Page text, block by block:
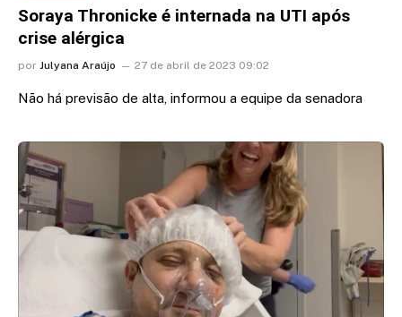
Soraya Thronicke é internada na UTI após
crise alérgica
por Julyana Araújo 27 de abril de 2023 09:02
Não há previsão de alta, informou a equipe da senadora